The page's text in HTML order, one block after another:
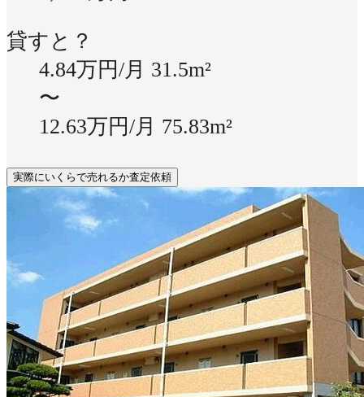
貸すと？
4.84万円/月 31.5m²
〜
12.63万円/月 75.83m²
実際にいくらで売れるか査定依頼